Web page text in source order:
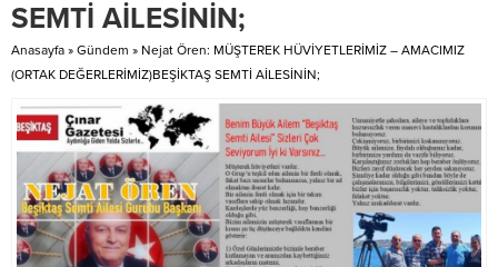
SEMTİ AİLESİNİN;
Anasayfa » Gündem » Nejat Ören: MÜŞTEREK HÜVİYETLERİMİZ – AMACIMIZ
(ORTAK DEĞERLERİMİZ)BEŞİKTAŞ SEMTİ AİLESİNİN;